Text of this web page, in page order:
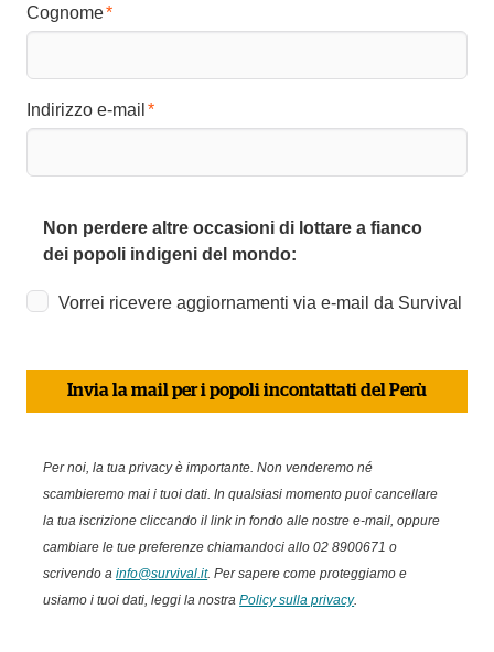
Cognome
Indirizzo e-mail
Non perdere altre occasioni di lottare a fianco
dei popoli indigeni del mondo:
Vorrei ricevere aggiornamenti via e-mail da Survival
Invia la mail per i popoli incontattati del Perù
Per noi, la tua privacy è importante. Non venderemo né
scambieremo mai i tuoi dati. In qualsiasi momento puoi cancellare
la tua iscrizione cliccando il link in fondo alle nostre e-mail, oppure
cambiare le tue preferenze chiamandoci allo 02 8900671 o
scrivendo a info@survival.it.Per sapere come proteggiamo e
usiamo i tuoi dati, leggi la nostraPolicy sulla privacy.